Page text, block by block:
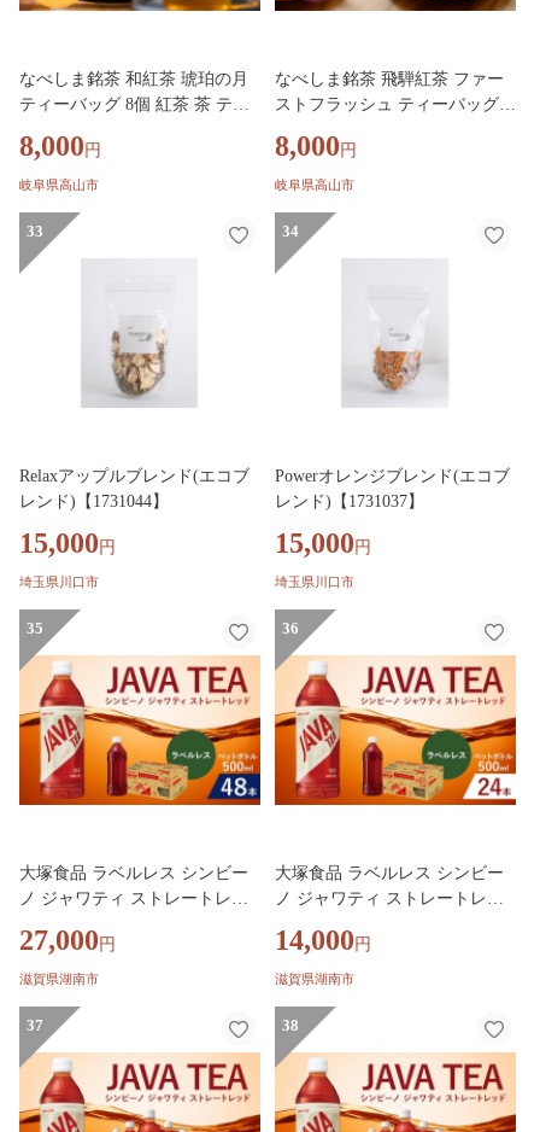
なべしま銘茶 和紅茶 琥珀の月
ティーバッグ 8個 紅茶 茶 ティ
ダージリン系 奥飛騨温泉 奥飛
騨 国産茶葉 国産 BU018
8,000 円
岐阜県高山市
なべしま銘茶 飛騨紅茶 ファー
ストフラッシュ ティーバッグ8
にふうき 一番茶 ダージリン系
奥飛騨温泉 奥飛騨 国産茶葉 国
8,000 円
岐阜県高山市
33
Relaxアップルブレンド(エコブ
レンド)【1731044】
15,000 円
埼玉県川口市
34
Powerオレンジブレンド(エコブ
レンド)【1731037】
15,000 円
埼玉県川口市
35
大塚食品 ラベルレス シンビー
ノ ジャワティ ストレートレッ
飲料 テーブルドリンク ドリン
ク 香料不使用 着色料不使用 ス
ジャワ島 茶葉 発酵 無糖
27,000 円
滋賀県湖南市
36
大塚食品 ラベルレス シンビー
ノ ジャワティ ストレートレッ
飲料 テーブルドリンク ドリン
ク 香料不使用 着色料不使用 ス
ジャワ島 茶葉 発酵 無糖
14,000 円
滋賀県湖南市
37 38